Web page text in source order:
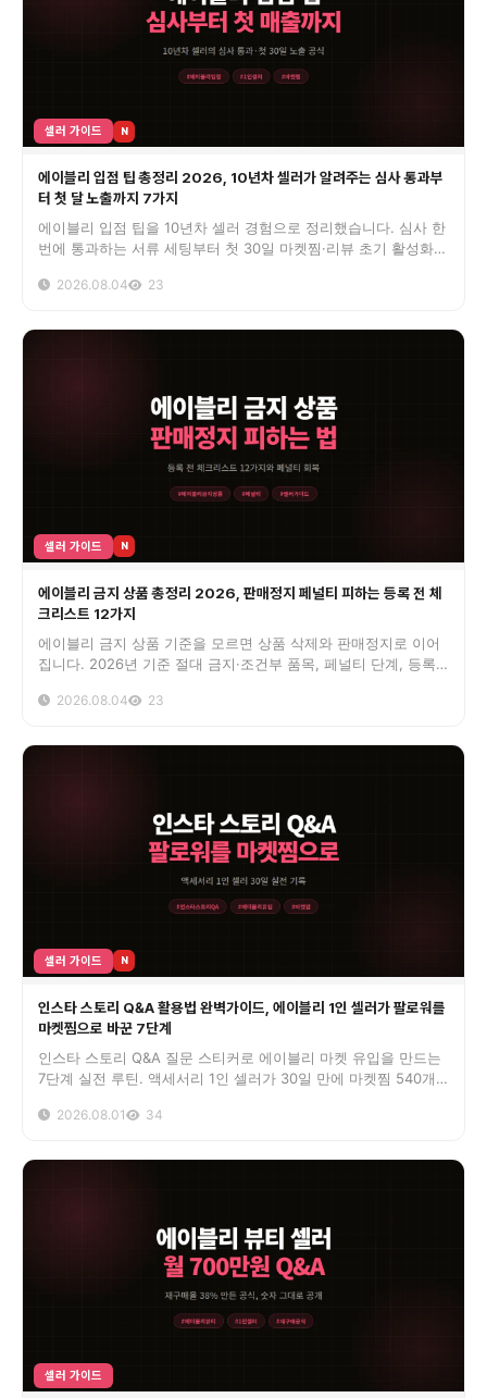
셀러 가이드 N
에이블리 입점 팁 총정리 2026, 10년차 셀러가 알려주는 심사 통과부
터 첫 달 노출까지 7가지
에이블리 입점 팁을 10년차 셀러 경험으로 정리했습니다. 심사 한
번에 통과하는 서류 세팅부터 첫 30일 마켓찜·리뷰 초기 활성화,
2026.08.04 23
셀러 가이드 N
에이블리 금지 상품 총정리 2026, 판매정지 페널티 피하는 등록 전 체
크리스트 12가지
에이블리 금지 상품 기준을 모르면 상품 삭제와 판매정지로 이어
집니다. 2026년 기준 절대 금지·조건부 품목, 페널티 단계, 등록
2026.08.04 23
셀러 가이드 N
인스타 스토리 Q&A 활용법 완벽가이드, 에이블리 1인 셀러가 팔로워를
마켓찜으로 바꾼 7단계
인스타 스토리 Q&A 질문 스티커로 에이블리 마켓 유입을 만드는
7단계 실전 루틴. 액세서리 1인 셀러가 30일 만에 마켓찜 540개
2026.08.01 34
셀러 가이드